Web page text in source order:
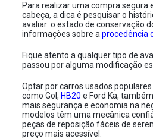
Para realizar uma compra segura
cabeça, a dica é pesquisar o
avaliar o estado de conservação
informações sobre aprocedência
Fique atento a qualquer tipo de
passou por alguma modificação
Optar por carros usados
como Gol, HB20 e Ford Ka,
mais segurança e economia na
modelos têm uma mecânica
peças de reposição fáceis de
preço mais acessível.